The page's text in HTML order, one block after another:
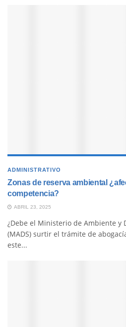
ADMINISTRATIVO
Zonas de reserva ambiental
competencia?
ABRIL 23, 2025
¿Debe el Ministerio de Ambiente y
(MADS) surtir el trámite de
este...